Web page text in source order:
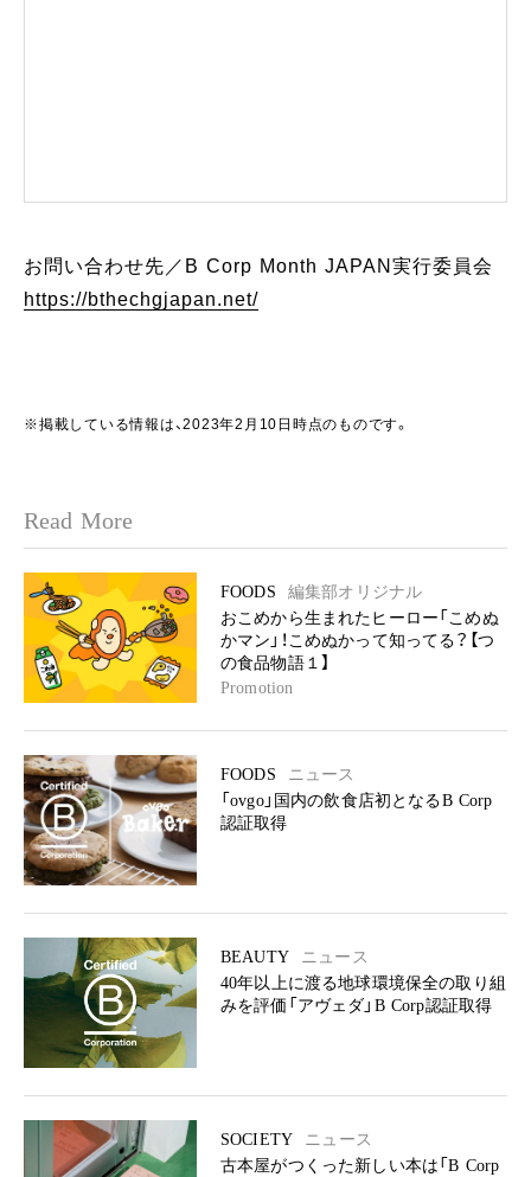
お問い合わせ先／B Corp Month JAPAN実行委員会
https://bthechgjapan.net/
※掲載している情報は、2023年2月10日時点のものです。
Read More
FOODS
編集部オリジナル
おこめから生まれたヒーロー「こめぬ
かマン」！こめぬかって知ってる？【つ
の食品物語１】
Promotion
FOODS
ニュース
「ovgo」国内の飲食店初となるB Corp
認証取得
BEAUTY
ニュース
40年以上に渡る地球環境保全の取り組
みを評価「アヴェダ」B Corp認証取得
SOCIETY
ニュース
古本屋がつくった新しい本は「B Corp